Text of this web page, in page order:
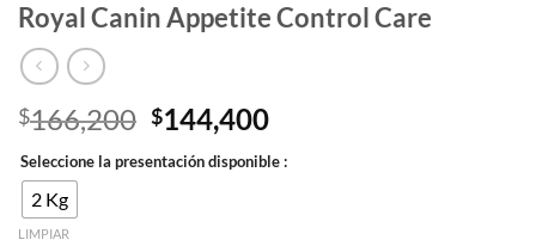
Royal Canin Appetite Control Care
$166,200 El
precio
original
$144,400El
precio
actual
Seleccione la presentación disponible :
2 Kg
LIMPIAR